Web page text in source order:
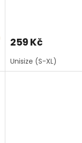
259 Kč
Unisize (S-XL)